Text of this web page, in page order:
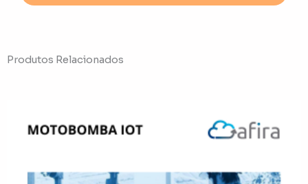
Produtos Relacionados